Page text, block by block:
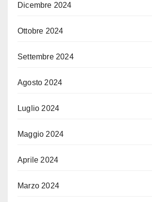
Dicembre 2024
Ottobre 2024
Settembre 2024
Agosto 2024
Luglio 2024
Maggio 2024
Aprile 2024
Marzo 2024